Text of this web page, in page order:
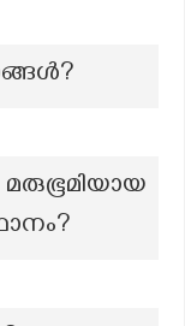
മരുഭൂമിയായ